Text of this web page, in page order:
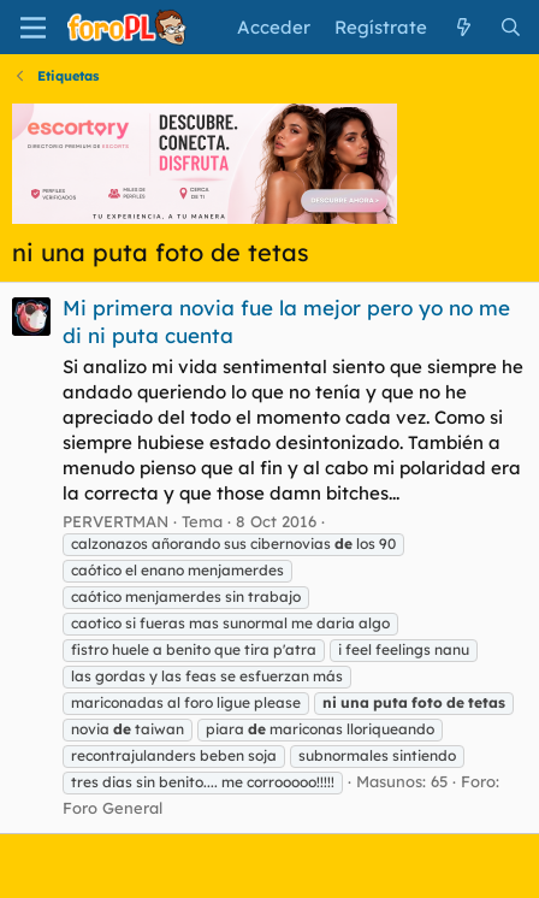
Acceder Regístrate
Etiquetas
ni una puta foto de tetas
Mi primera novia fue la mejor pero yo no me
di ni puta cuenta
Si analizo mi vida sentimental siento que siempre he
andado queriendo lo que no tenía y que no he
apreciado del todo el momento cada vez. Como si
siempre hubiese estado desintonizado. También a
menudo pienso que al fin y al cabo mi polaridad era
la correcta y que those damn bitches...
PERVERTMAN Tema 8 Oct 2016
calzonazos añorando sus cibernovias de los 90
caótico el enano menjamerdes
caótico menjamerdes sin trabajo
caotico si fueras mas sunormal me daria algo
fistro huele a benito que tira p'atra
i feel feelings nanu
las gordas y las feas se esfuerzan más
mariconadas al foro ligue please
ni una puta foto de tetas
novia de taiwan piara de mariconas lloriqueando
recontrajulanders beben soja
subnormales sintiendo
tres dias sin benito.... me corrooooo!!!!!
Masunos: 65
Foro:
Foro General